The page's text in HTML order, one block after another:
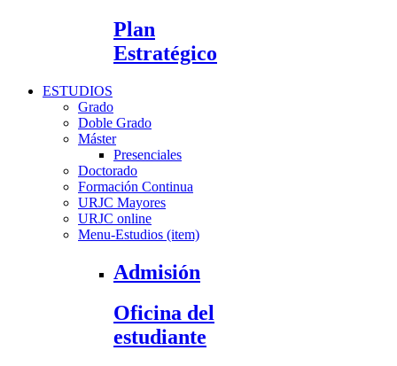
Plan
Estratégico
ESTUDIOS
Grado
Doble Grado
Máster
Presenciales
Doctorado
Formación Continua
URJC Mayores
URJC online
Menu-Estudios (item)
Admisión
Oficina del
estudiante